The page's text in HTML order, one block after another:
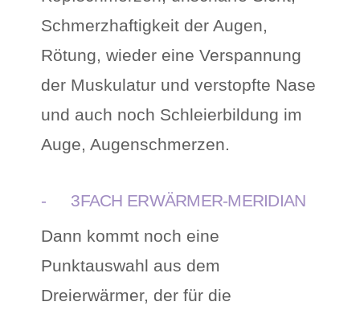
Schmerzhaftigkeit der Augen,
Rötung, wieder eine Verspannung
der Muskulatur und verstopfte Nase
und auch noch Schleierbildung im
Auge, Augenschmerzen.
- 3FACH ERWÄRMER-MERIDIAN
Dann kommt noch eine
Punktauswahl aus dem
Dreierwärmer, der für die